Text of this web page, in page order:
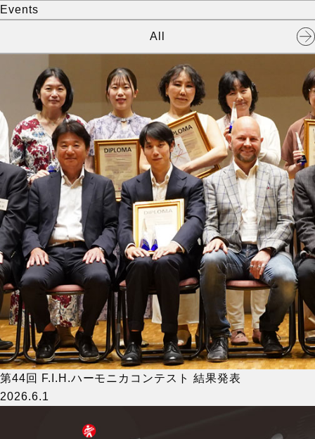
Events
All
第44回 F.I.H.ハーモニカコンテスト 結果発表
2026.6.1